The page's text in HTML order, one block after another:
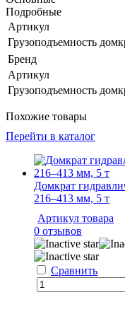
Подробные
Артикул
Грузоподъемность
Бренд
Артикул
Грузоподъемность
Похожие товары
Перейти в каталог
Домкрат
216–413 мм, 5 т
Артикул товара
0 отзывов
Сравнить